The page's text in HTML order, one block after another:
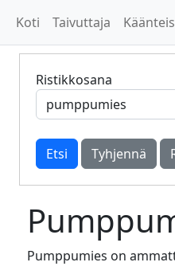
Koti Taivuttaja
Ristikkosana
Tyhjennä
Pumppumies on